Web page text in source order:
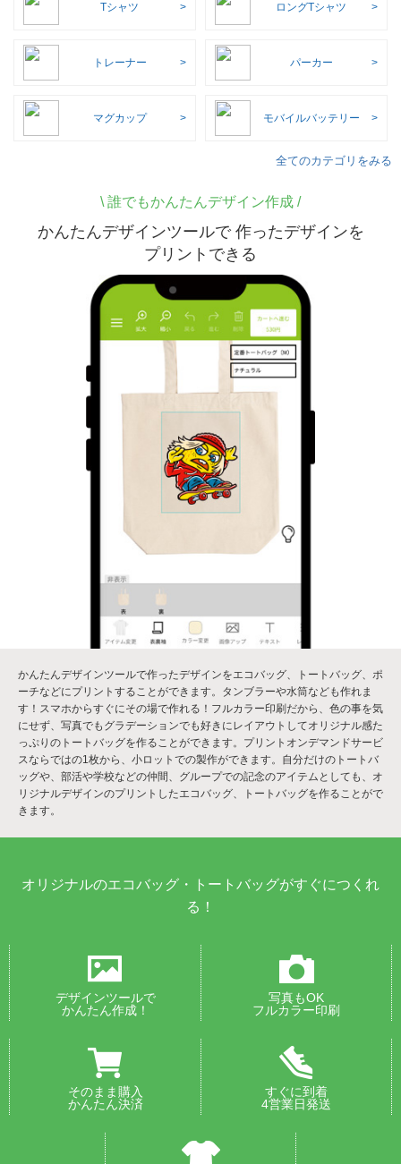
Tシャツ ロングTシャツ
トレーナー パーカー
マグカップ モバイルバッテリー
全てのカテゴリをみる
\ 誰でもかんたんデザイン作成 /
かんたんデザインツールで 作ったデザインを
プリントできる
かんたんデザインツールで作ったデザインをエコバッグ、トートバッグ、ポ
ーチなどにプリントすることができます。タンブラーや水筒なども作れま
す！スマホからすぐにその場で作れる！フルカラー印刷だから、色の事を気
にせず、写真でもグラデーションでも好きにレイアウトしてオリジナル感た
っぷりのトートバッグを作ることができます。プリントオンデマンドサービ
スならではの1枚から、小ロットでの製作ができます。自分だけのトートバ
ッグや、部活や学校などの仲間、グループでの記念のアイテムとしても、オ
リジナルデザインのプリントしたエコバッグ、トートバッグを作ることがで
きます。
オリジナルのエコバッグ・トートバッグがすぐにつくれ
る！
デザインツールで
かんたん作成！
写真もOK
フルカラー印刷
そのまま購入
かんたん決済
すぐに到着
4営業日発送